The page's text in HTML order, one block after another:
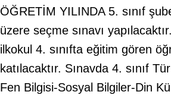
ÖĞRETİM YILINDA 5. sınıf
üzere seçme sınavı
ilkokul 4. sınıfta eğitim gören
katılacaktır. Sınavda 4. sınıf
Fen Bilgisi-Sosyal Bilgiler-Din